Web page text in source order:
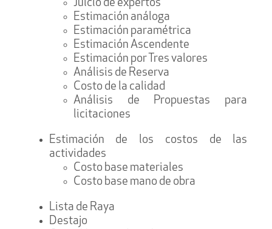
Juicio de expertos
Estimación análoga
Estimación paramétrica
Estimación Ascendente
Estimación por Tres valores
Análisis de Reserva
Costo de la calidad
Análisis de Propuestas para
licitaciones
Estimación de los costos de las
actividades
Costo base materiales
Costo base mano de obra
Lista de Raya
Destajo